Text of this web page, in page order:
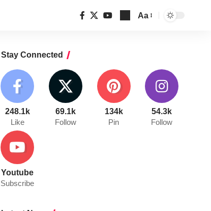
Aa
Stay Connected
248.1k
Like
69.1k
Follow
134k
Pin
54.3k
Follow
Youtube
Subscribe